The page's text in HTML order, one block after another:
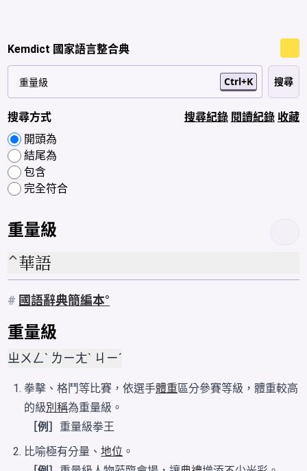
Kemdict 國家語言整合典
Ctrl+K
搜尋方式
開頭為
結尾為
包含
完全符合
搜尋紀錄 閱讀紀錄 收藏
重量級
華語
# 國語辭典簡編本
重量級
ㄓㄨㄥˋ ㄌㄧㄤˋ ㄐㄧˊ
拳擊、格鬥等比賽，依選手體重區分參賽等級，體重較高
的級別稱為重量級。
［例］ 重量級拳王
比喻極有分量、地位 。